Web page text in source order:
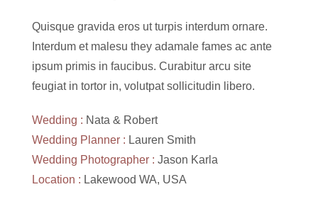
Quisque gravida eros ut turpis interdum ornare.
Interdum et malesu they adamale fames ac ante
ipsum primis in faucibus. Curabitur arcu site
feugiat in tortor in, volutpat sollicitudin libero.
Wedding : Nata & Robert
Wedding Planner : Lauren Smith
Wedding Photographer : Jason Karla
Location : Lakewood WA, USA